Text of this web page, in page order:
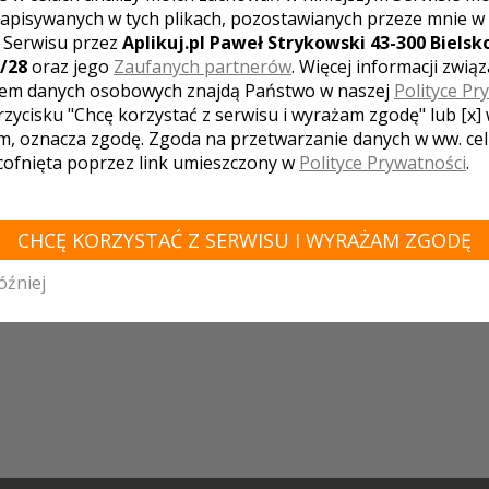
WIELKOPOLSKIE - ZOBACZ
Międzychód Pobiedziska Jastrowie Miłosław Koło
Kępno Grzegorzew Stęszew Wieleń Kórnik
Sieraków Oborniki Przygodzice Wągrowiec Kobyla
Suchy Las Lwówek Włoszakowice Powidz Chrzypsko
Kostrzyn Krzemieniewo Wilkowice Kwilcz Witkowo
Dolsk Golina Duszniki Lednogóra Pęckowo Kaczory
Jaraczewo Tarce Szczepowice Siemianice Kazimierz
Skulsk Kobylnica Rokietnica Borek Wielkopolski
Pakosław Trzemeszno Połajewo Budziejewo
Luboń
w tych plikach, pozostawianych przeze mnie w
przez Aplikuj.pl Paweł Strykowski 43-300
28oraz jego Zaufanych partnerów. Więcej informacji
danych osobowych znajdą Państwo w naszej Polityce
"Chcę korzystać z serwisu i wyrażam zgodę" lub [x]
oznacza zgodę. Zgoda na przetwarzanie danych w ww.
poprzez link umieszczony w Polityce Prywatności.
CHCĘ KORZYSTAĆ Z SERWISU I WYRAŻAM ZGODĘ